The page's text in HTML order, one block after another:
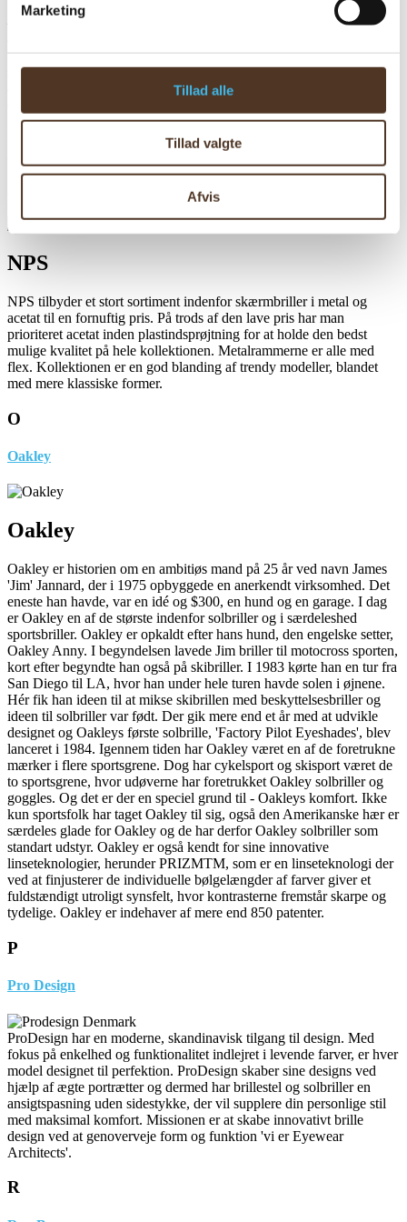
Du kan læse mere om vores brug af cookies og andre
personoplysninger ved at trykke på linket til
Marketing
Tillad alle
Tillad valgte
Afvis
– Innovation, Stil og Performance. Nike briller kombinerer
komfort og ydeevne. Med rødder i sportens verden er hver brille
skabt til at matche en aktiv livsstil, uanset om det gælder sport,
arbejde eller hverdagsbrug. Materialer i topkvalitet, letvægtsdesign
i én løsning. Udforsk Nike’s sortiment af briller og oplev, hvordan
innovation og præcision kan forbedre dit syn – hver dag.
NPS
NPS tilbyder et stort sortiment indenfor skærmbriller i metal og
acetat til en fornuftig pris. På trods af den lave pris har man
prioriteret acetat inden plastindsprøjtning for at holde den bedst
mulige kvalitet på hele kollektionen. Metalrammerne er alle med
flex. Kollektionen er en god blanding af trendy modeller, blandet
med mere klassiske former.
O
Oakley
Oakley
Oakley er historien om en ambitiøs mand på 25 år ved navn James
'Jim' Jannard, der i 1975 opbyggede en anerkendt virksomhed. Det
eneste han havde, var en idé og $300, en hund og en garage. I dag
er Oakley en af de største indenfor solbriller og i særdeleshed
sportsbriller. Oakley er opkaldt efter hans hund, den engelske setter,
Oakley Anny. I begyndelsen lavede Jim briller til motocross sporten,
kort efter begyndte han også på skibriller. I 1983 kørte han en tur fra
San Diego til LA, hvor han under hele turen havde solen i øjnene.
Hér fik han ideen til at mikse skibrillen med beskyttelsesbriller og
ideen til solbriller var født. Der gik mere end et år med at udvikle
designet og Oakleys første solbrille, 'Factory Pilot Eyeshades', blev
lanceret i 1984. Igennem tiden har Oakley været en af de foretrukne
mærker i flere sportsgrene. Dog har cykelsport og skisport været de
to sportsgrene, hvor udøverne har foretrukket Oakley solbriller og
goggles. Og det er der en speciel grund til - Oakleys komfort. Ikke
kun sportsfolk har taget Oakley til sig, også den Amerikanske hær er
særdeles glade for Oakley og de har derfor Oakley solbriller som
standart udstyr. Oakley er også kendt for sine innovative
linseteknologier, herunder PRIZMTM, som er en linseteknologi der
ved at finjusterer de individuelle bølgelængder af farver giver et
fuldstændigt utroligt synsfelt, hvor kontrasterne fremstår skarpe og
tydelige. Oakley er indehaver af mere end 850 patenter.
P
Pro Design
ProDesign har en moderne, skandinavisk tilgang til design. Med
fokus på enkelhed og funktionalitet indlejret i levende farver, er hver
model designet til perfektion. ProDesign skaber sine designs ved
hjælp af ægte portrætter og dermed har brillestel og solbriller en
ansigtspasning uden sidestykke, der vil supplere din personlige stil
med maksimal komfort. Missionen er at skabe innovativt brille
design ved at genoverveje form og funktion 'vi er Eyewear
Architects'.
R